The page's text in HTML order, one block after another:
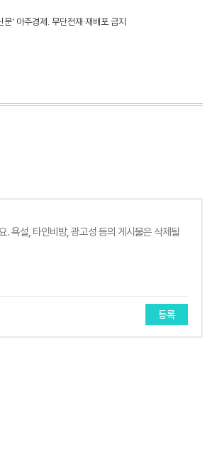
' 아주경제. 무단전재·재배포 금지
등록